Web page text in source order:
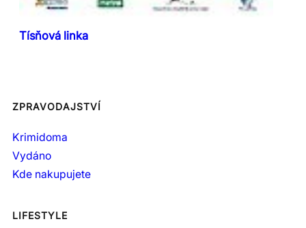
Tísňová linka
ZPRAVODAJSTVÍ
Krimidoma
Vydáno
Kde nakupujete
LIFESTYLE